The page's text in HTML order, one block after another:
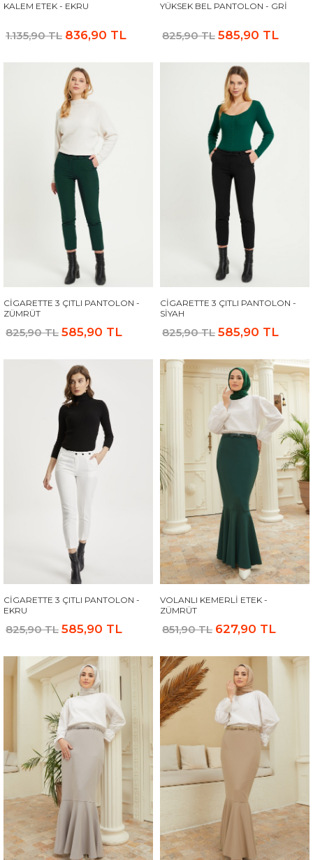
KALEM ETEK - EKRU
1.135,90 TL 836,90 TL
YÜKSEK BEL PANTOLON - GRI
825,90 TL 585,90 TL
CIGARETTE 3 ÇITLI PANTOLON -
ZÜMRÜT
825,90 TL 585,90 TL
CIGARETTE 3 ÇITLI PANTOLON -
SIYAH
825,90 TL 585,90 TL
CIGARETTE 3 ÇITLI PANTOLON -
EKRU
825,90 TL 585,90 TL
VOLANLI KEMERLI ETEK -
ZÜMRÜT
851,90 TL 627,90 TL